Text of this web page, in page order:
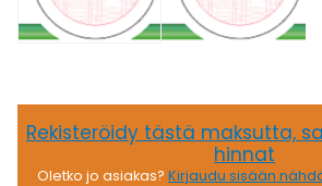
Rekisteröidy tästä maksutta,
hinnat
Oletko jo asiakas? Kirjaudu sisään